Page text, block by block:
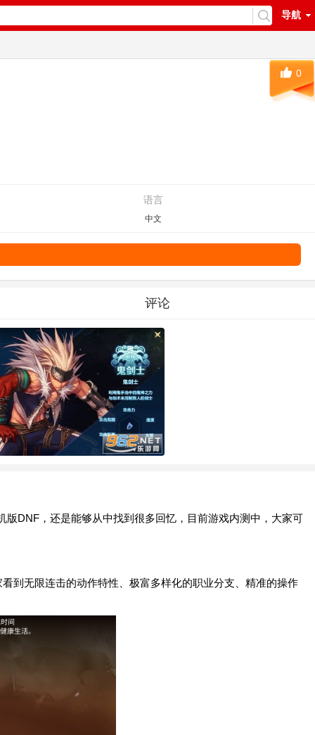
导航
语言
中文
0
评论
DNF，还是能够从中找到很多回忆，目前游戏内测中，大家可
到无限连击的动作特性、极富多样化的职业分支、精准的操作